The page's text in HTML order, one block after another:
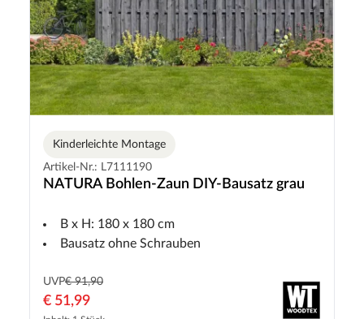
Kinderleichte Montage
Artikel-Nr.: L7111190
NATURA Bohlen-Zaun DIY-Bausatz grau
B x H: 180 x 180 cm
Bausatz ohne Schrauben
UVP€ 91,90
€ 51,99